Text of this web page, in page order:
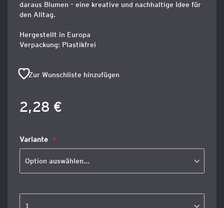
daraus Blumen – eine kreative und nachhaltige Idee für
den Alltag.
Hergestellt in Europa
Verpackung: Plastikfrei
Zur Wunschliste hinzufügen
2,28 €
Variante